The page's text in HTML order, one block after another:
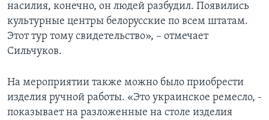
насилия, конечно, он людей разбудил. Появились
культурные центры белорусские по всем штатам.
Этот тур тому свидетельство», – отмечает
Сильчуков.
На мероприятии также можно было приобрести
изделия ручной работы. «Это украинское ремесло, -
показывает на разложенные на столе изделия